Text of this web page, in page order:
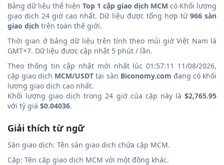
Bảng dữ liệu thể hiện Top 1 cặp giao dịch MCM có Khối lượng
giao dịch 24 giờ cao nhất. Dữ liệu được tổng hợp từ 966 sàn
giao dịch trên toàn thế giới.
Thời gian ở bảng dữ liệu trên tính theo múi giờ Việt Nam là
GMT+7. Dữ liệu được cập nhật 5 phút / lần.
Theo thông tin cập nhật mới nhất lúc 01:57:11 11/08/2026,
cặp giao dịch MCM/USDT tại sàn Biconomy.com đang có khối
lượng giao dịch cao nhất.
Khối lượng giao dịch trong 24 giờ của cặp này là $2,765.95
với tỷ giá $0.04036.
Giải thích từ ngữ
Sàn giao dịch: Tên sàn giao dịch chứa cặp MCM.
Cặp: Tên cặp giao dịch MCM với một đồng khác.